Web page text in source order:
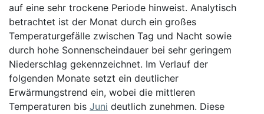
auf eine sehr trockene Periode hinweist. Analytisch
betrachtet ist der Monat durch ein großes
Temperaturgefälle zwischen Tag und Nacht sowie
durch hohe Sonnenscheindauer bei sehr geringem
Niederschlag gekennzeichnet. Im Verlauf der
folgenden Monate setzt ein deutlicher
Erwärmungstrend ein, wobei die mittleren
Temperaturen bis Juni deutlich zunehmen. Diese